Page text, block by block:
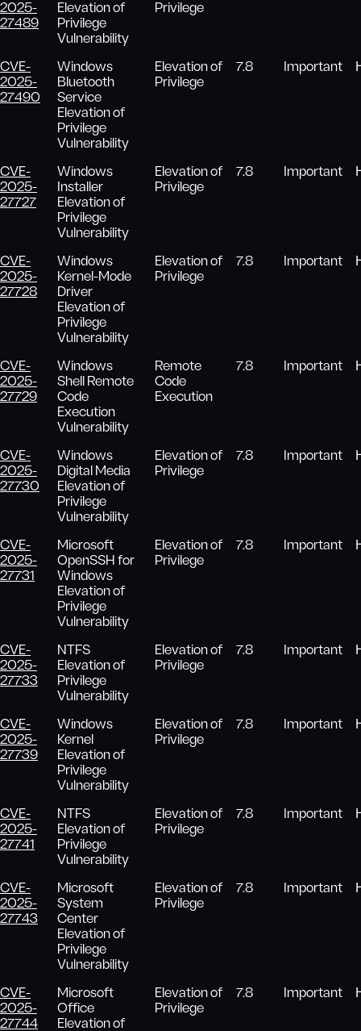
2025-
27489
Elevation of
Privilege
Vulnerability
Privilege
CVE-
2025-
27490
Windows
Bluetooth
Service
Elevation of
Privilege
Vulnerability
Elevation of
Privilege
7.8 Important
CVE-
2025-
27727
Windows
Installer
Elevation of
Privilege
Vulnerability
Elevation of
Privilege
7.8 Important
CVE-
2025-
27728
Windows
Kernel-Mode
Driver
Elevation of
Privilege
Vulnerability
Elevation of
Privilege
7.8 Important
CVE-
2025-
27729
Windows
Shell Remote
Code
Execution
Vulnerability
Remote
Code
Execution
7.8 Important
CVE-
2025-
27730
Windows
Digital Media
Elevation of
Privilege
Vulnerability
Elevation of
Privilege
7.8 Important
CVE-
2025-
27731
Microsoft
OpenSSH for
Windows
Elevation of
Privilege
Vulnerability
Elevation of
Privilege
7.8 Important
CVE-
2025-
27733
NTFS
Elevation of
Privilege
Vulnerability
Elevation of
Privilege
7.8 Important
CVE-
2025-
27739
Windows
Kernel
Elevation of
Privilege
Vulnerability
Elevation of
Privilege
7.8 Important
CVE-
2025-
27741
NTFS
Elevation of
Privilege
Vulnerability
Elevation of
Privilege
7.8 Important
CVE-
2025-
27743
Microsoft
System
Center
Elevation of
Privilege
Vulnerability
Elevation of
Privilege
7.8 Important
CVE-
2025-
27744
Microsoft
Office
Elevation of
Elevation of
Privilege
7.8 Important